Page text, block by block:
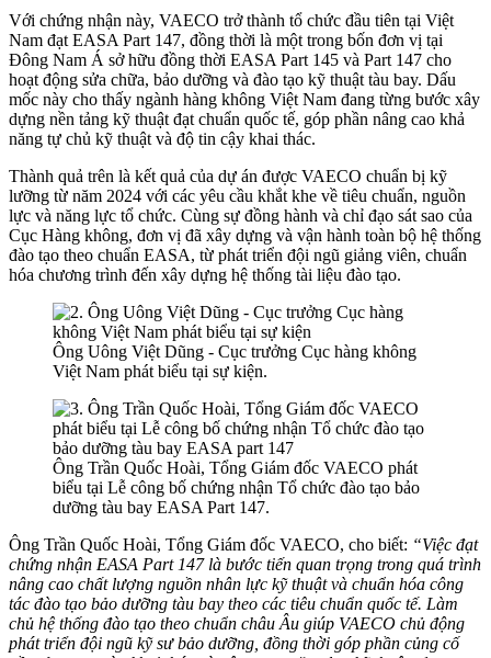
Với chứng nhận này, VAECO trở thành tổ chức đầu tiên tại Việt
Nam đạt EASA Part 147, đồng thời là một trong bốn đơn vị tại
Đông Nam Á sở hữu đồng thời EASA Part 145 và Part 147 cho
hoạt động sửa chữa, bảo dưỡng và đào tạo kỹ thuật tàu bay. Dấu
mốc này cho thấy ngành hàng không Việt Nam đang từng bước xây
dựng nền tảng kỹ thuật đạt chuẩn quốc tế, góp phần nâng cao khả
năng tự chủ kỹ thuật và độ tin cậy khai thác.
Thành quả trên là kết quả của dự án được VAECO chuẩn bị kỹ
lưỡng từ năm 2024 với các yêu cầu khắt khe về tiêu chuẩn, nguồn
lực và năng lực tổ chức. Cùng sự đồng hành và chỉ đạo sát sao của
Cục Hàng không, đơn vị đã xây dựng và vận hành toàn bộ hệ thống
đào tạo theo chuẩn EASA, từ phát triển đội ngũ giảng viên, chuẩn
hóa chương trình đến xây dựng hệ thống tài liệu đào tạo.
Ông Uông Việt Dũng - Cục trưởng Cục hàng không
Việt Nam phát biểu tại sự kiện.
Ông Trần Quốc Hoài, Tổng Giám đốc VAECO phát
biểu tại Lễ công bố chứng nhận Tổ chức đào tạo bảo
dưỡng tàu bay EASA Part 147.
Ông Trần Quốc Hoài, Tổng Giám đốc VAECO, cho biết: “Việc đạt
chứng nhận EASA Part 147 là bước tiến quan trọng trong quá trình
nâng cao chất lượng nguồn nhân lực kỹ thuật và chuẩn hóa công
tác đào tạo bảo dưỡng tàu bay theo các tiêu chuẩn quốc tế. Làm
chủ hệ thống đào tạo theo chuẩn châu Âu giúp VAECO chủ động
phát triển đội ngũ kỹ sư bảo dưỡng, đồng thời góp phần củng cố